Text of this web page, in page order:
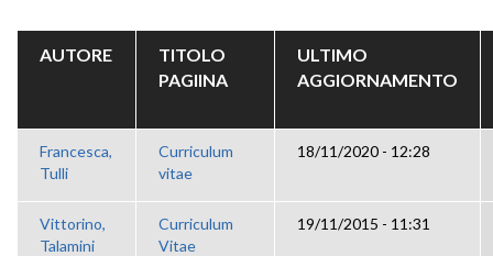
AUTORE
TITOLO
PAGIINA
ULTIMO
AGGIORNAMENTO
Francesca,
Tulli
Curriculum
vitae
18/11/2020 - 12:28
Vittorino,
Talamini
Curriculum
Vitae
19/11/2015 - 11:31